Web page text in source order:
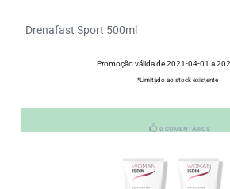
Drenafast Sport 500ml
Promoção válida de 2021-04-01 a
*Limitado ao stock existente
0 COMENTÁRIOS